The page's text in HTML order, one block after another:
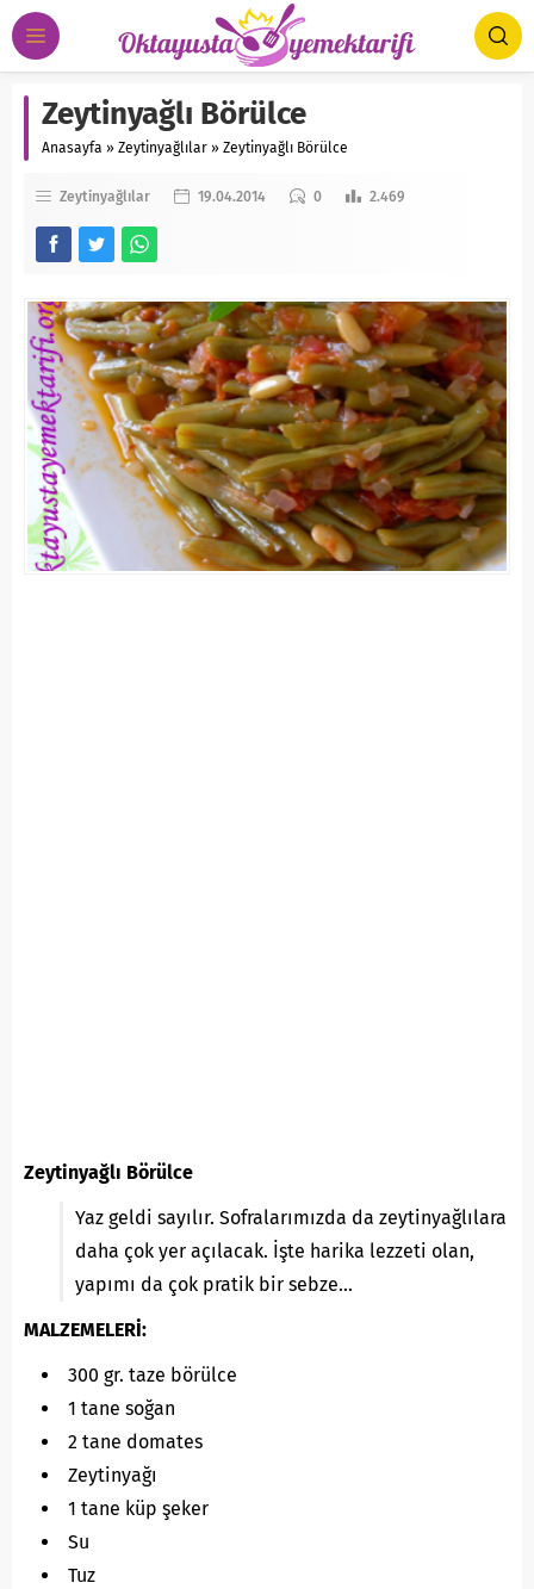
Zeytinyağlı Börülce
Anasayfa » Zeytinyağlılar » Zeytinyağlı Börülce
Zeytinyağlılar 19.04.2014 0 2.469
Zeytinyağlı Börülce
Yaz geldi sayılır. Sofralarımızda da zeytinyağlılara
daha çok yer açılacak. İşte harika lezzeti olan,
yapımı da çok pratik bir sebze…
MALZEMELERİ:
300 gr. taze börülce
1 tane soğan
2 tane domates
Zeytinyağı
1 tane küp şeker
Su
Tuz